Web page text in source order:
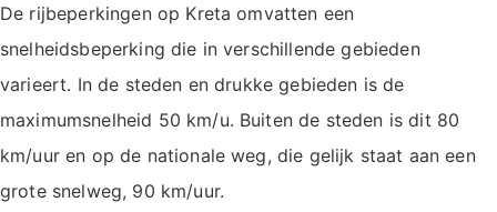
De rijbeperkingen op Kreta omvatten een
snelheidsbeperking die in verschillende gebieden
varieert. In de steden en drukke gebieden is de
maximumsnelheid 50 km/u. Buiten de steden is dit 80
km/uur en op de nationale weg, die gelijk staat aan een
grote snelweg, 90 km/uur.